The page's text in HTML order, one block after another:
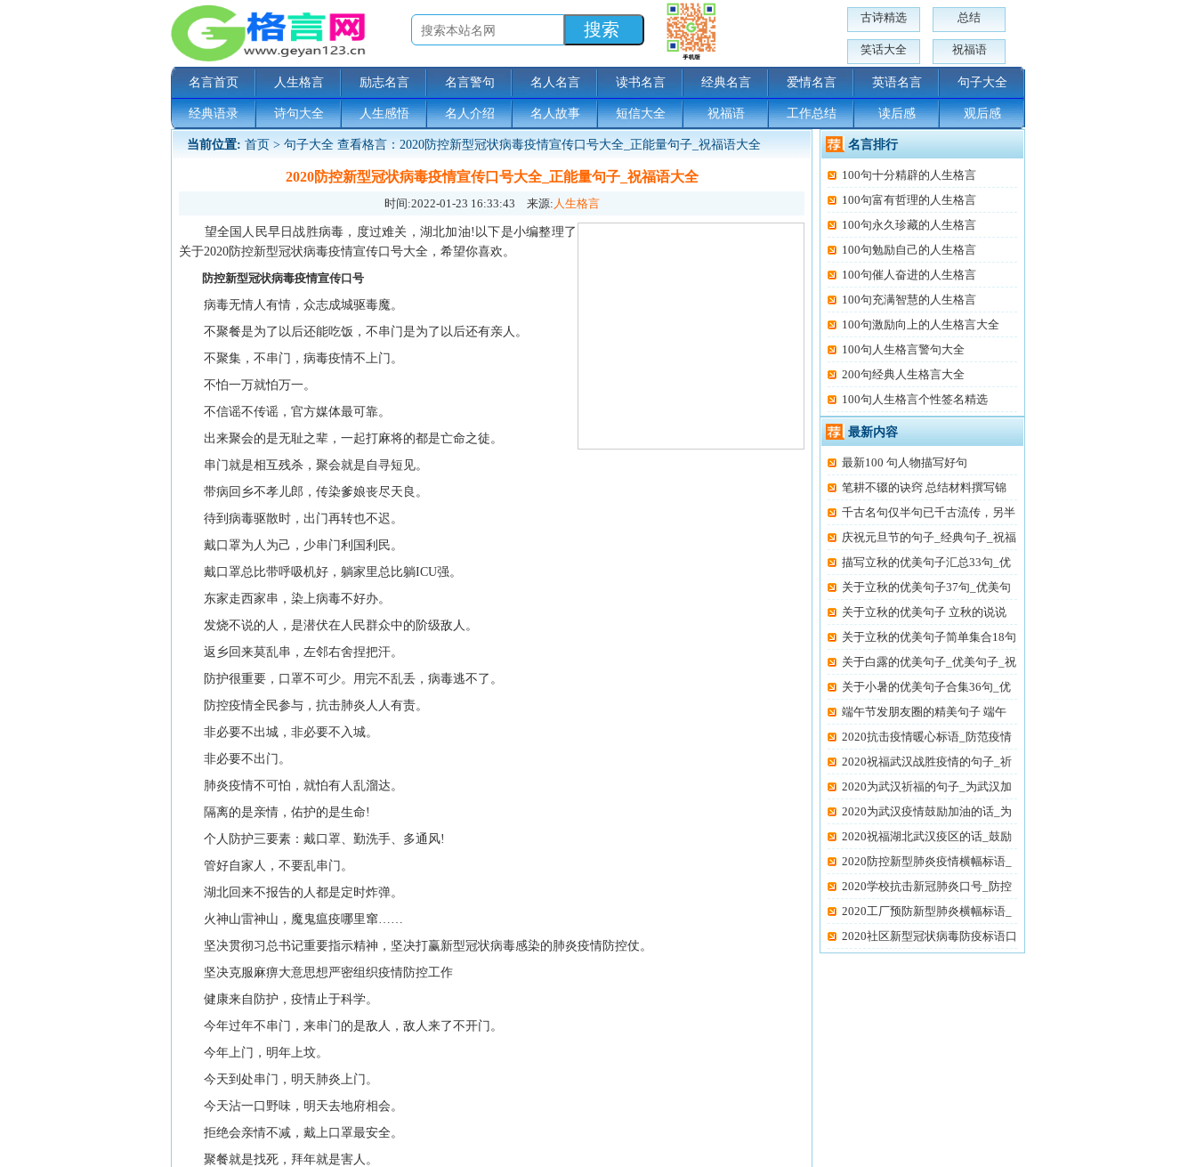
古诗精选 总结
笑话大全 祝福语
名言首页 人生格言 励志名言 名言警句 名人名言 读书名言 经典名言 爱情名言 英语名言 句子大全
经典语录 诗句大全 人生感悟 名人介绍 名人故事 短信大全 祝福语 工作总结 读后感 观后感
当前位置: 首页 > 句子大全 查看格言：2020防控新型冠状病毒疫情宣传口号大全_正能量句子_祝福语大全
2020防控新型冠状病毒疫情宣传口号大全_正能量句子_祝福语大全
时间:2022-01-23 16:33:43 来源: 人生格言
望全国人民早日战胜病毒，度过难关，湖北加油!以下是小编整理了
关于2020防控新型冠状病毒疫情宣传口号大全，希望你喜欢。
防控新型冠状病毒疫情宣传口号
病毒无情人有情，众志成城驱毒魔。
不聚餐是为了以后还能吃饭，不串门是为了以后还有亲人。
不聚集，不串门，病毒疫情不上门。
不怕一万就怕万一。
不信谣不传谣，官方媒体最可靠。
出来聚会的是无耻之辈，一起打麻将的都是亡命之徒。
串门就是相互残杀，聚会就是自寻短见。
带病回乡不孝儿郎，传染爹娘丧尽天良。
待到病毒驱散时，出门再转也不迟。
戴口罩为人为己，少串门利国利民。
戴口罩总比带呼吸机好，躺家里总比躺ICU强。
东家走西家串，染上病毒不好办。
发烧不说的人，是潜伏在人民群众中的阶级敌人。
返乡回来莫乱串，左邻右舍捏把汗。
防护很重要，口罩不可少。用完不乱丢，病毒逃不了。
防控疫情全民参与，抗击肺炎人人有责。
非必要不出城，非必要不入城。
非必要不出门。
肺炎疫情不可怕，就怕有人乱溜达。
隔离的是亲情，佑护的是生命!
个人防护三要素：戴口罩、勤洗手、多通风!
管好自家人，不要乱串门。
湖北回来不报告的人都是定时炸弹。
火神山雷神山，魔鬼瘟疫哪里窜……
坚决贯彻习总书记重要指示精神，坚决打赢新型冠状病毒感染的肺炎疫情防控仗。
坚决克服麻痹大意思想严密组织疫情防控工作
健康来自防护，疫情止于科学。
今年过年不串门，来串门的是敌人，敌人来了不开门。
今年上门，明年上坟。
今天到处串门，明天肺炎上门。
今天沾一口野味，明天去地府相会。
拒绝会亲情不减，戴上口罩最安全。
聚餐就是找死，拜年就是害人。
名言排行
100句十分精辟的人生格言
100句富有哲理的人生格言
100句永久珍藏的人生格言
100句勉励自己的人生格言
100句催人奋进的人生格言
100句充满智慧的人生格言
100句激励向上的人生格言大全
100句人生格言警句大全
200句经典人生格言大全
100句人生格言个性签名精选
最新内容
最新100 句人物描写好句
笔耕不辍的诀窍 总结材料撰写锦
千古名句仅半句已千古流传，另半
庆祝元旦节的句子_经典句子_祝福
描写立秋的优美句子汇总33句_优
美 关于立秋的优美句子37句_优美句
子 关于立秋的优美句子 立秋的说说
发 关于立秋的优美句子简单集合18句
关于白露的优美句子_优美句子_祝
关于小暑的优美句子合集36句_优
美 端午节发朋友圈的精美句子 端午
节 2020抗击疫情暖心标语_防范疫情
打 2020祝福武汉战胜疫情的句子_祈
祷 2020为武汉祈福的句子_为武汉加
油 2020为武汉疫情鼓励加油的话_为
武 2020祝福湖北武汉疫区的话_鼓励
武 2020防控新型肺炎疫情横幅标语_
抗 2020学校抗击新冠肺炎口号_防控
新 2020工厂预防新型肺炎横幅标语_
企 2020社区新型冠状病毒防疫标语口